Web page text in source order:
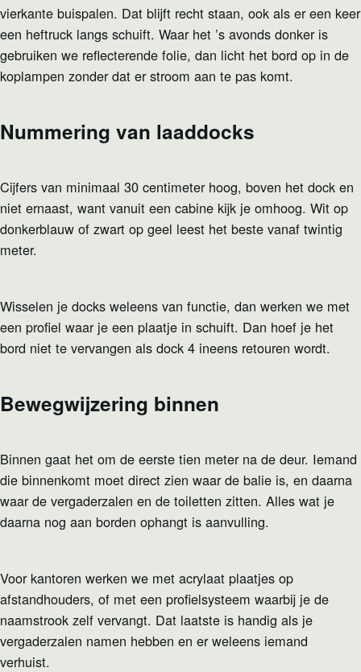
vierkante buispalen. Dat blijft recht staan, ook als er een keer
een heftruck langs schuift. Waar het ’s avonds donker is
gebruiken we reflecterende folie, dan licht het bord op in de
koplampen zonder dat er stroom aan te pas komt.
Nummering van laaddocks
Cijfers van minimaal 30 centimeter hoog, boven het dock en
niet ernaast, want vanuit een cabine kijk je omhoog. Wit op
donkerblauw of zwart op geel leest het beste vanaf twintig
meter.
Wisselen je docks weleens van functie, dan werken we met
een profiel waar je een plaatje in schuift. Dan hoef je het
bord niet te vervangen als dock 4 ineens retouren wordt.
Bewegwijzering binnen
Binnen gaat het om de eerste tien meter na de deur. Iemand
die binnenkomt moet direct zien waar de balie is, en daarna
waar de vergaderzalen en de toiletten zitten. Alles wat je
daarna nog aan borden ophangt is aanvulling.
Voor kantoren werken we met acrylaat plaatjes op
afstandhouders, of met een profielsysteem waarbij je de
naamstrook zelf vervangt. Dat laatste is handig als je
vergaderzalen namen hebben en er weleens iemand
verhuist.